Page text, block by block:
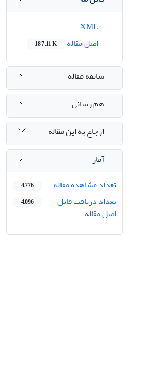
اصل مقاله
187.11 K
سابقه مقاله
هم رسانی
ارجاع به این مقاله
آمار
تعداد مشاهده مقاله
4,776
تعداد دریافت فایل
اصل مقاله
4,096